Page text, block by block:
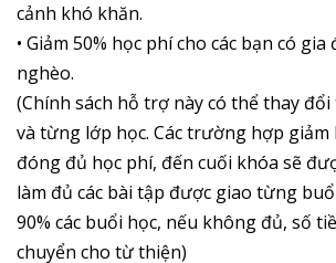
cảnh khó khăn.
• Giảm 50% học phí cho các bạn có
nghèo.
(Chính sách hỗ trợ này có thể thay
và từng lớp học. Các trường hợp giảm
đóng đủ học phí, đến cuối khóa sẽ
làm đủ các bài tập được giao từng
90% các buổi học, nếu không đủ, số
chuyển cho từ thiện)